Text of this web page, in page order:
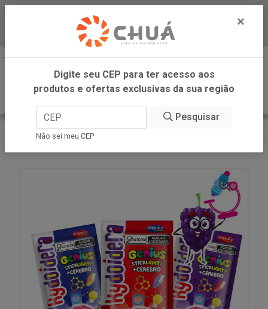
Baixe já nosso APP
0
INÍCIO
ORIGINALLE CANDIES
×
Digite seu CEP para ter acesso aos
produtos e ofertas exclusivas da sua região
Pesquisar
Não sei meu CEP